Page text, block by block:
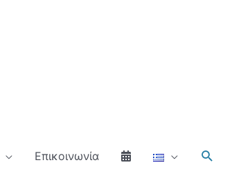
Επικοινωνία